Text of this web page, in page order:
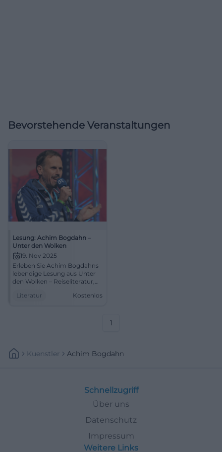
Bevorstehende Veranstaltungen
Lesung: Achim Bogdahn –
Unter den Wolken
19. Nov 2025
Erleben Sie Achim Bogdahns
lebendige Lesung aus Unter
den Wolken – Reiseliteratur,
der Klosterkirche Traunstein.
Literatur Kostenlos
1
Kuenstler Achim Bogdahn
Schnellzugriff
Über uns
Datenschutz
Impressum
Weitere Links